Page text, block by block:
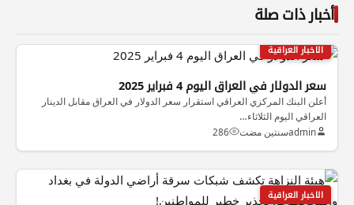
أخبار ذات صلة
الاخبار العراقية
سعر الدولار في العراق اليوم 4 فبراير 2025
أعلن البنك المركزي العراقي استقرار سعر الدولار في العراق مقابل الدينار
العراقي اليوم الثلاثاء…
adminسنتين مضت 286
الاخبار العراقية